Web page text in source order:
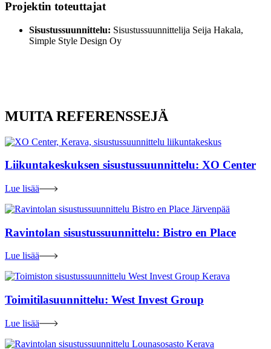
Projektin toteuttajat
Sisustussuunnittelu: Sisustussuunnittelija Seija Hakala,
Simple Style Design Oy
MUITA REFERENSSEJÄ
Liikuntakeskuksen sisustussuunnittelu: XO Center
Lue lisää
Ravintolan sisustussuunnittelu: Bistro en Place
Lue lisää
Toimitilasuunnittelu: West Invest Group
Lue lisää